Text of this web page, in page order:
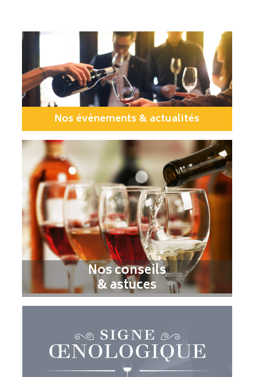
Nos évènements & actualités
Nos conseils
& astuces